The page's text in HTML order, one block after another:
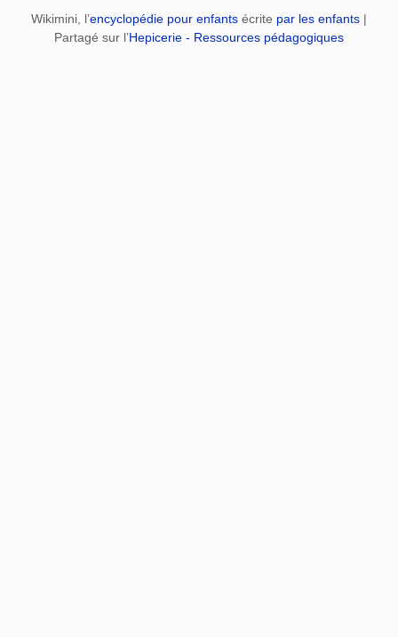
Wikimini, l’encyclopédie pour enfants écrite par les enfants |
Partagé sur l’Hepicerie - Ressources pédagogiques